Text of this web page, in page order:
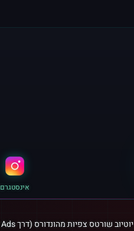
אינסטגרם
יוטיוב שורטס צפיות מהונדורס (דרך Google Ads)